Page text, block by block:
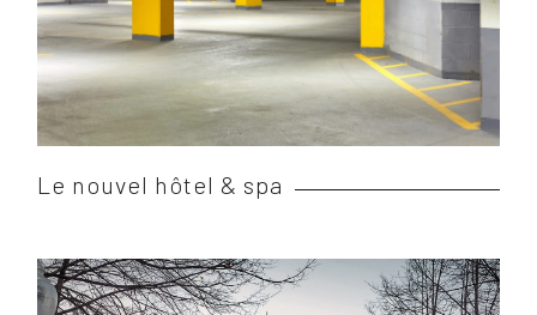
Le nouvel hôtel & spa